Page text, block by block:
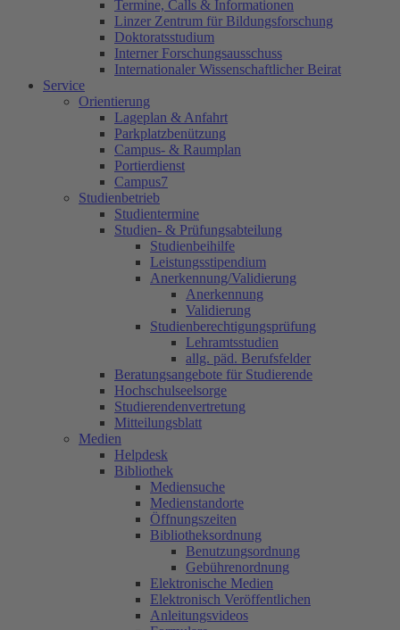
Termine, Calls & Informationen
Linzer Zentrum für Bildungsforschung
Doktoratsstudium
Interner Forschungsausschuss
Internationaler Wissenschaftlicher Beirat
Service
Orientierung
Lageplan & Anfahrt
Parkplatzbenützung
Campus- & Raumplan
Portierdienst
Campus7
Studienbetrieb
Studientermine
Studien- & Prüfungsabteilung
Studienbeihilfe
Leistungsstipendium
Anerkennung/Validierung
Anerkennung
Validierung
Studienberechtigungsprüfung
Lehramtsstudien
allg. päd. Berufsfelder
Beratungsangebote für Studierende
Hochschulseelsorge
Studierendenvertretung
Mitteilungsblatt
Medien
Helpdesk
Bibliothek
Mediensuche
Medienstandorte
Öffnungszeiten
Bibliotheksordnung
Benutzungsordnung
Gebührenordnung
Elektronische Medien
Elektronisch Veröffentlichen
Anleitungsvideos